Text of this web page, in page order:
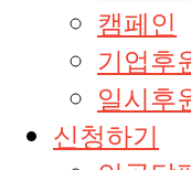
캠페인
기업후
일시후
신청하기